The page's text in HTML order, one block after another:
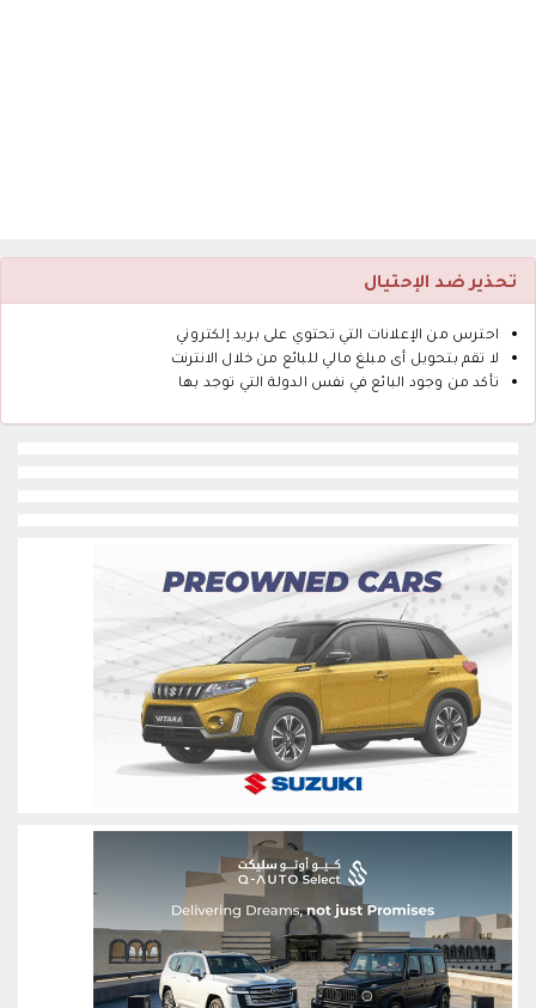
تحذير ضد الإحتيال
احترس من الإعلانات التي تحتوي على بريد إلكتروني
لا تقم بتحويل أى مبلغ مالي للبائع من خلال الانترنت
تأكد من وجود البائع في نفس الدولة التي توجد بها